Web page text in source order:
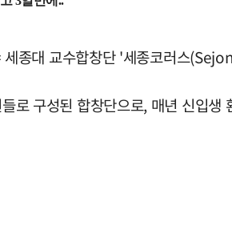
종대 교수합창단 '세종코러스
로 구성된 합창단으로, 매년 신입